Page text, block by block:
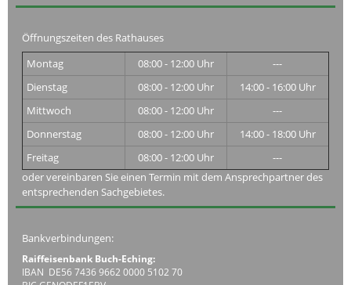
Öffnungszeiten des Rathauses
Montag
08:00 - 12:00 Uhr
---
Dienstag
08:00 - 12:00 Uhr
14:00 - 16:00 Uhr
Mittwoch
08:00 - 12:00 Uhr
---
Donnerstag
08:00 - 12:00 Uhr
14:00 - 18:00 Uhr
Freitag
08:00 - 12:00 Uhr
---
oder vereinbaren Sie einen Termin mit dem Ansprechpartner des
entsprechenden Sachgebietes.
Bankverbindungen:
Raiffeisenbank Buch-Eching:
IBAN DE56 7436 9662 0000 5102 70